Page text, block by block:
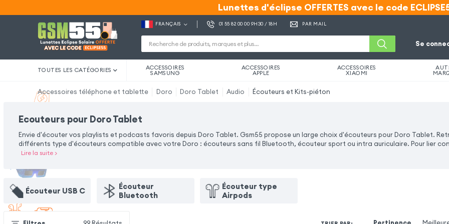
Lunettes d'éclipse OFFERTES avec le code
Lunettes d'éclipse OFFERTES avec le code
FRANÇAIS 01 55 82 00 00 9H30 / 18H PAR MAIL
Se
TOUTES LES CATÉGORIES ACCESSOIRES
SAMSUNG
ACCESSOIRES
APPLE
ACCESSOIRES
XIAOMI
Accessoires téléphone et tablette Doro Doro Tablet Audio Écouteurs et Kits-piéton
Ecouteurs pour Doro Tablet
Envie d'écouter vos playlists et podcasts favoris depuis Doro Tablet. Gsm55 propose un large choix d'écouteurs pour Doro Tablet.
différents type d'écouteurs compatible avec votre Doro : écouteurs sans fil Bluetooth, écouteur sport ou intra auriculaire. Pour lier
Lire la suite>
Écouteur USB C
Écouteur
Bluetooth
Écouteur type
Airpods